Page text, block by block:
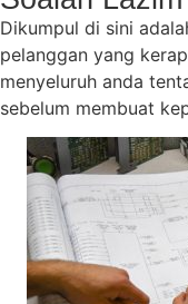
Dikumpul di sini
pelanggan yang
menyeluruh anda
sebelum membuat